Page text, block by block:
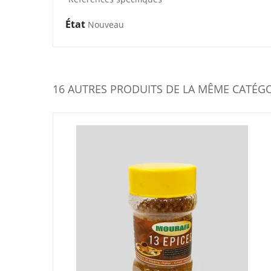
État Nouveau
16 AUTRES PRODUITS DE LA MÊME